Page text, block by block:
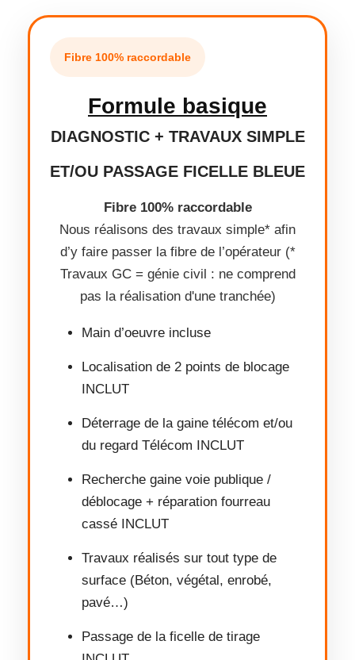
Fibre 100% raccordable
Formule basique
DIAGNOSTIC + TRAVAUX SIMPLE
ET/OU PASSAGE FICELLE BLEUE
Fibre 100% raccordable
Nous réalisons des travaux simple* afin
d’y faire passer la fibre de l’opérateur (*
Travaux GC = génie civil : ne comprend
pas la réalisation d'une tranchée)
Main d’oeuvre incluse
Localisation de 2 points de blocage
INCLUT
Déterrage de la gaine télécom et/ou
du regard Télécom INCLUT
Recherche gaine voie publique /
déblocage + réparation fourreau
cassé INCLUT
Travaux réalisés sur tout type de
surface (Béton, végétal, enrobé,
pavé…)
Passage de la ficelle de tirage